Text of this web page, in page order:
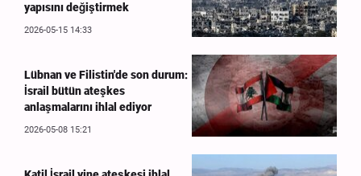
yapısını değiştirmek
2026-05-15 14:33
Lübnan ve Filistin'de son durum:
İsrail bütün ateşkes
anlaşmalarını ihlal ediyor
2026-05-08 15:21